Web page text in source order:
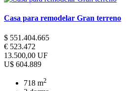
Casa para remodelar Gran terreno
$ 551.404.665
€ 523.472
13.500,00 UF
U$ 604.889
718 m2